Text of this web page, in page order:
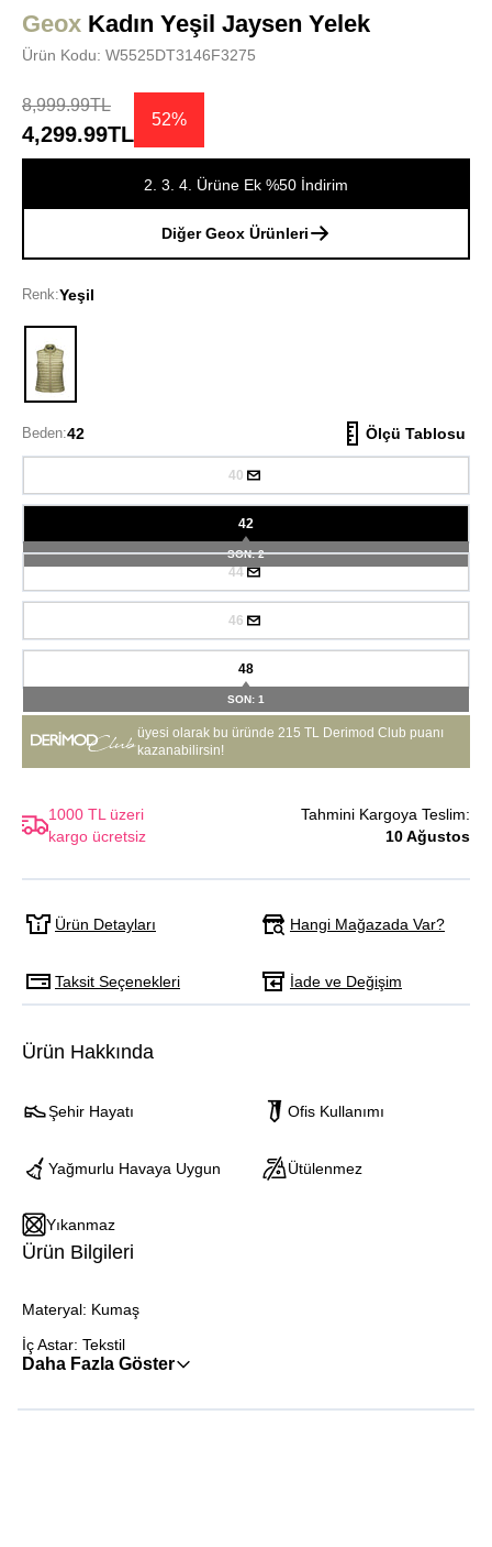
Geox Kadın Yeşil Jaysen Yelek
Ürün Kodu: W5525DT3146F3275
8,999.99TL
4,299.99TL
52%
2. 3. 4. Ürüne Ek %50 İndirim
Diğer Geox Ürünleri
Renk:Yeşil
Yeşil
Beden:42 Ölçü Tablosu
40
42
SON: 2
44
46
48
SON: 1
üyesi olarak bu üründe215 TL Derimod Club puanı
kazanabilirsin!
1000 TL üzeri
kargo ücretsiz
Tahmini Kargoya Teslim:
10 Ağustos
Ürün Detayları Hangi Mağazada Var?
Taksit Seçenekleri İade ve Değişim
Ürün Hakkında
Şehir Hayatı Ofis Kullanımı
Yağmurlu Havaya Uygun Ütülenmez
Yıkanmaz
Ürün Bilgileri
Materyal: Kumaş
İç Astar: Tekstil
Daha Fazla Göster